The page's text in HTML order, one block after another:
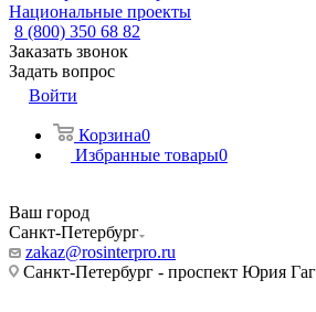
Национальные проекты
8 (800) 350 68 82
Заказать звонок
Задать вопрос
Войти
Корзина0
Избранные товары0
Ваш город
Санкт-Петербург
zakaz@rosinterpro.ru
Санкт-Петербург - проспект Юрия